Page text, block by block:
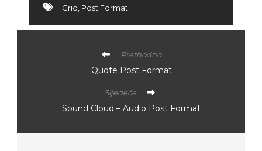
Grid Post Format
Prethodno
Quote Post Format
Sljedeće
Sound Cloud – Audio Post Format